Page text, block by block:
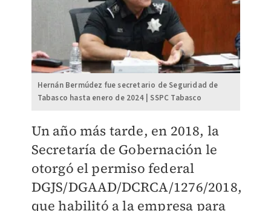
Hernán Bermúdez fue secretario de Seguridad de
Tabasco hasta enero de 2024 | SSPC Tabasco
Un año más tarde, en 2018, la
Secretaría de Gobernación le
otorgó el permiso federal
DGJS/DGAAD/DCRCA/1276/2018,
que habilitó a la empresa para